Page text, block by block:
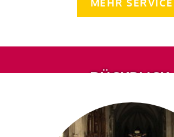
MEHR SERVICE
RÜCKBLICK